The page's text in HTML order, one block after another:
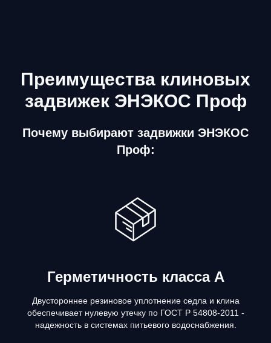
Преимущества клиновых
задвижек ЭНЭКОС Проф
Почему выбирают задвижки ЭНЭКОС
Проф:
Герметичность класса А
Двустороннее резиновое уплотнение седла и клина
обеспечивает нулевую утечку по ГОСТ Р 54808-2011 -
надежность в системах питьевого водоснабжения.